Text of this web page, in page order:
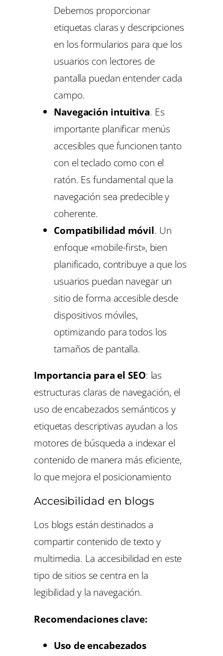
Debemos proporcionar
etiquetas claras y descripciones
en los formularios para que los
usuarios con lectores de
pantalla puedan entender cada
campo.
Navegación intuitiva. Es
importante planificar menús
accesibles que funcionen tanto
con el teclado como con el
ratón. Es fundamental que la
navegación sea predecible y
coherente.
Compatibilidad móvil. Un
enfoque «mobile-first», bien
planificado, contribuye a que los
usuarios puedan navegar un
sitio de forma accesible desde
dispositivos móviles,
optimizando para todos los
tamaños de pantalla.
Importancia para el SEO: las
estructuras claras de navegación, el
uso de encabezados semánticos y
etiquetas descriptivas ayudan a los
motores de búsqueda a indexar el
contenido de manera más eficiente,
lo que mejora el posicionamiento
Accesibilidad en blogs
Los blogs están destinados a
compartir contenido de texto y
multimedia. La accesibilidad en este
tipo de sitios se centra en la
legibilidad y la navegación.
Recomendaciones clave:
Uso de encabezados